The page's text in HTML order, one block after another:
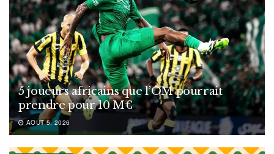
5 joueurs africains que l’OM pourrait
prendre pour 10 M€
AOÛT 5, 2026